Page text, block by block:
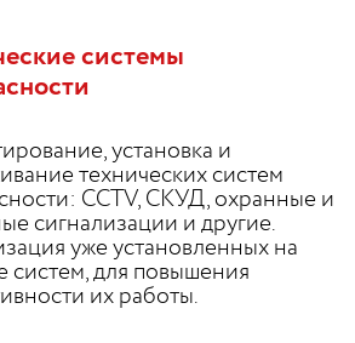
системы
установка и
технических систем
CCTV, СКУД, охранные и
сигнализации и другие.
уже установленных на
систем, для повышения
их работы.